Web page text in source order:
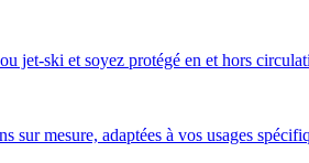
jet-ski et soyez protégé en et hors
sur mesure, adaptées à vos usages